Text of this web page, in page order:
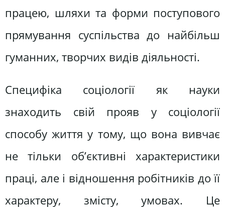
працею, шляхи та форми поступового
прямування суспільства до найбільш
гуманних, творчих видів діяльності.
Специфіка соціології як науки
знаходить свій прояв у соціології
способу життя у тому, що вона вивчає
не тільки об’єктивні характеристики
праці, але і відношення робітників до її
характеру, змісту, умовах. Це